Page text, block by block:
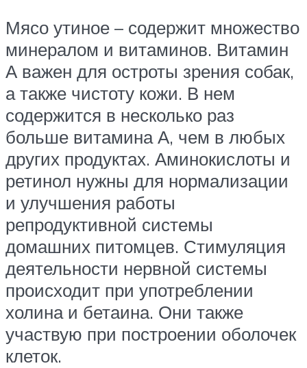
Мясо утиное – содержит множество
минералом и витаминов. Витамин
А важен для остроты зрения собак,
а также чистоту кожи. В нем
содержится в несколько раз
больше витамина А, чем в любых
других продуктах. Аминокислоты и
ретинол нужны для нормализации
и улучшения работы
репродуктивной системы
домашних питомцев. Стимуляция
деятельности нервной системы
происходит при употреблении
холина и бетаина. Они также
участвую при построении оболочек
клеток.